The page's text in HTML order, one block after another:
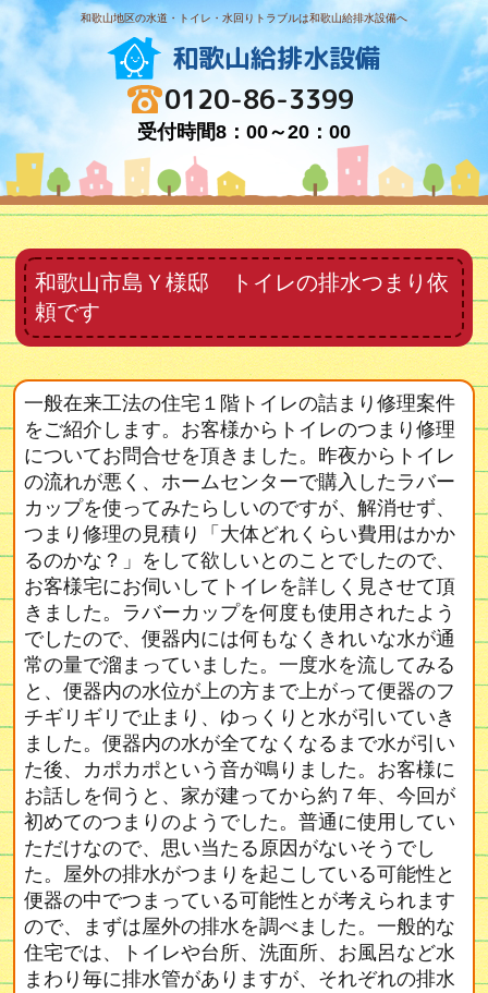
和歌山地区の水道・トイレ・水回りトラブルは和歌山給排水設備へ
和歌山給排水設備
0120-86-3399
受付時間8：00～20：00
和歌山市島Ｙ様邸 トイレの排水つまり依
頼です
一般在来工法の住宅１階トイレの詰まり修理案件
をご紹介します。お客様からトイレのつまり修理
についてお問合せを頂きました。昨夜からトイレ
の流れが悪く、ホームセンターで購入したラバー
カップを使ってみたらしいのですが、解消せず、
つまり修理の見積り「大体どれくらい費用はかか
るのかな？」をして欲しいとのことでしたので、
お客様宅にお伺いしてトイレを詳しく見させて頂
きました。ラバーカップを何度も使用されたよう
でしたので、便器内には何もなくきれいな水が通
常の量で溜まっていました。一度水を流してみる
と、便器内の水位が上の方まで上がって便器のフ
チギリギリで止まり、ゆっくりと水が引いていき
ました。便器内の水が全てなくなるまで水が引い
た後、カポカポという音が鳴りました。お客様に
お話しを伺うと、家が建ってから約７年、今回が
初めてのつまりのようでした。普通に使用してい
ただけなので、思い当たる原因がないそうでし
た。屋外の排水がつまりを起こしている可能性と
便器の中でつまっている可能性とが考えられます
ので、まずは屋外の排水を調べました。一般的な
住宅では、トイレや台所、洗面所、お風呂など水
まわり毎に排水管がありますが、それぞれの排水